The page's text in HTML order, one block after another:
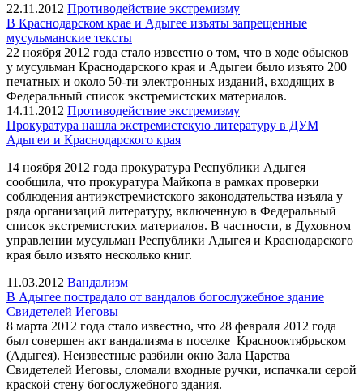
22.11.2012 Противодействие экстремизму
В Краснодарском крае и Адыгее изъяты запрещенные
мусульманские тексты
22 ноября 2012 года стало известно о том, что в ходе обысков
у мусульман Краснодарского края и Адыгеи было изъято 200
печатных и около 50-ти электронных изданий, входящих в
Федеральный список экстремистских материалов.
14.11.2012 Противодействие экстремизму
Прокуратура нашла экстремистскую литературу в ДУМ
Адыгеи и Краснодарского края
14 ноября 2012 года прокуратура Республики Адыгея
сообщила, что прокуратура Майкопа в рамках проверки
соблюдения антиэкстремистского законодательства изъяла у
ряда организаций литературу, включенную в Федеральный
список экстремистских материалов. В частности, в Духовном
управлении мусульман Республики Адыгея и Краснодарского
края было изъято несколько книг.
11.03.2012 Вандализм
В Адыгее пострадало от вандалов богослужебное здание
Свидетелей Иеговы
8 марта 2012 года стало известно, что 28 февраля 2012 года
был совершен акт вандализма в поселке Краснооктябрьском
(Адыгея). Неизвестные разбили окно Зала Царства
Свидетелей Иеговы, сломали входные ручки, испачкали серой
краской стену богослужебного здания.